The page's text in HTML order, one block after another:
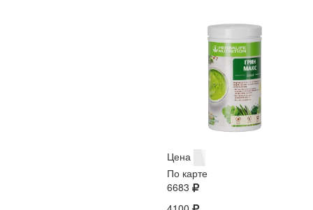
Цена
По карте
6683